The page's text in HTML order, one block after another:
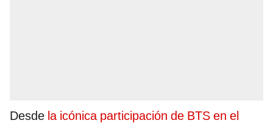
Desde la icónica participación de BTS en el